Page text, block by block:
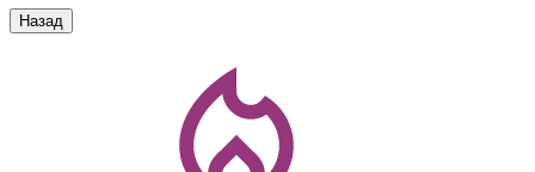
Назад